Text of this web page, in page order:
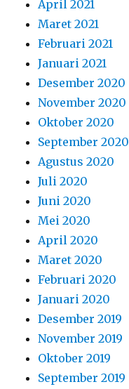
April 2021
Maret 2021
Februari 2021
Januari 2021
Desember 2020
November 2020
Oktober 2020
September 2020
Agustus 2020
Juli 2020
Juni 2020
Mei 2020
April 2020
Maret 2020
Februari 2020
Januari 2020
Desember 2019
November 2019
Oktober 2019
September 2019